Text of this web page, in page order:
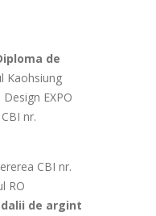
de
Kaohsiung
EXPO
nr.
CBI nr.
RO
de argint